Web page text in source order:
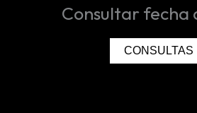
Consultar fecha
CONSULTAS